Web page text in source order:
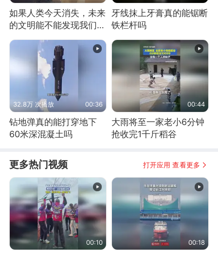
如果人类今天消失，未来
的文明能不能发现我们存
牙线抹上牙膏真的能锯断
铁栏杆吗
32.8万 次播放 00:36
钻地弹真的能打穿地下
60米深混凝土吗
00:44
大雨将至一家老小6分钟
抢收完1千斤稻谷
更多热门视频 打开应用 查看更多
00:10 00:18